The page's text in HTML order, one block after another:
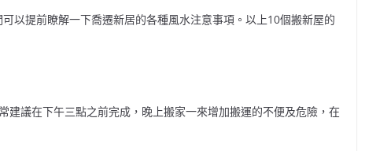
以提前瞭解一下喬遷新居的各種風水注意事項。以上10個搬新屋的
建議在下午三點之前完成，晚上搬家一來增加搬運的不便及危險，在